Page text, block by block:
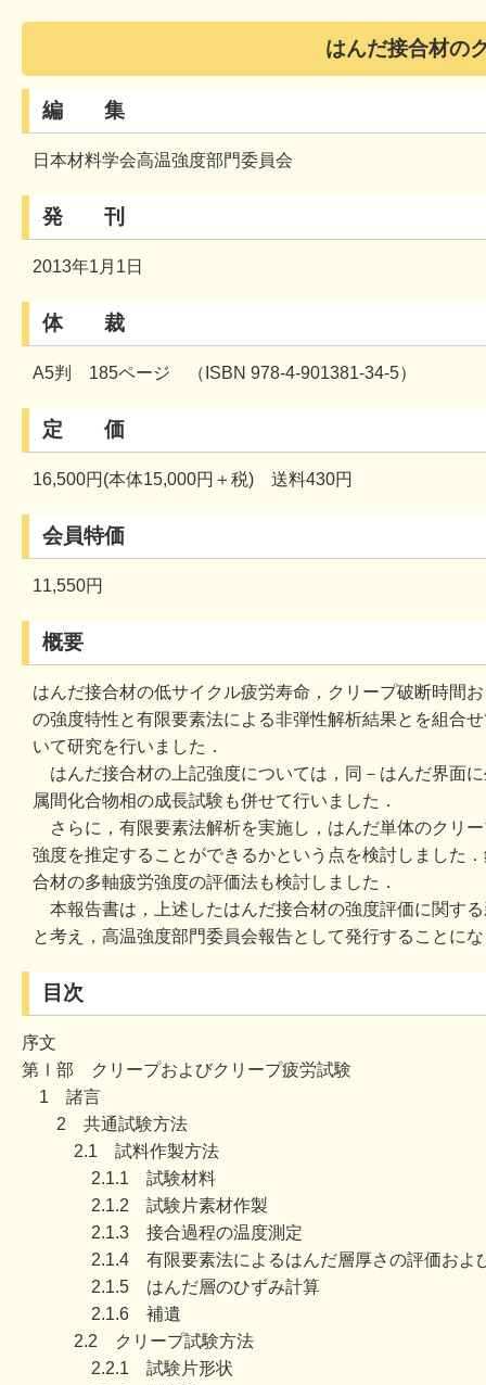
はんだ接合材の
編 集
日本材料学会高温強度部門委員会
発 刊
2013年1月1日
体 裁
A5判 185ページ （ISBN 978-4-901381-34-5）
定 価
16,500円(本体15,000円＋税) 送料430円
会員特価
11,550円
概要
はんだ接合材の低サイクル疲労寿命，クリープ破断時間
の強度特性と有限要素法による非弾性解析結果とを組合
いて研究を行いました．
はんだ接合材の上記強度については，同－はんだ界面
属間化合物相の成長試験も併せて行いました．
さらに，有限要素法解析を実施し，はんだ単体のクリ
強度を推定することができるかという点を検討しました
合材の多軸疲労強度の評価法も検討しました．
本報告書は，上述したはんだ接合材の強度評価に関す
と考え，高温強度部門委員会報告として発行することに
目次
序文
第Ⅰ部 クリープおよびクリープ疲労試験
1 諸言
2 共通試験方法
2.1 試料作製方法
2.1.1 試験材料
2.1.2 試験片素材作製
2.1.3 接合過程の温度測定
2.1.4 有限要素法によるはんだ層厚さの評価およ
2.1.5 はんだ層のひずみ計算
2.1.6 補遺
2.2 クリープ試験方法
2.2.1 試験片形状